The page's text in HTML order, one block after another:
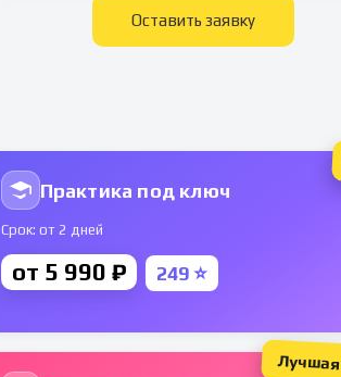
Оставить заявку
Практика под ключ
Срок: от 2 дней
от 5 990 ₽ 249 ⭐
Лучшая